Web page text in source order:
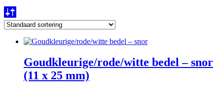
Goudkleurige/rode/witte bedel – snor
(11 x 25 mm)